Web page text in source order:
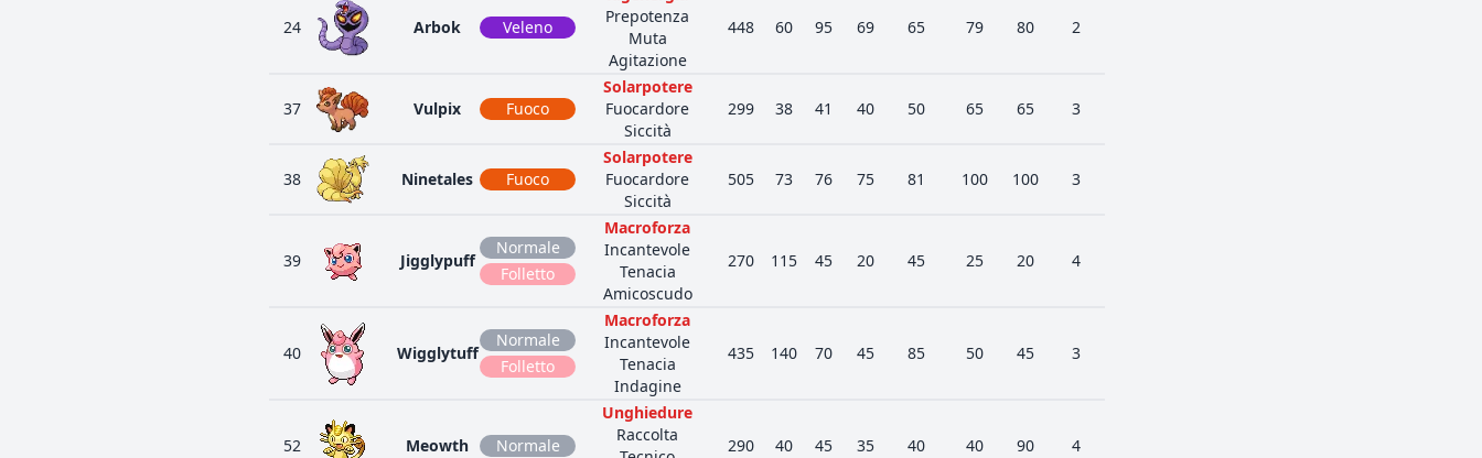
24 Arbok Veleno
Prepotenza
Muta
Agitazione
448 60 95 69 65 79 80 2
37 Vulpix Fuoco
Solarpotere
Fuocardore
Siccità
299 38 41 40 50 65 65 3
38 Ninetales Fuoco
Solarpotere
Fuocardore
Siccità
505 73 76 75 81 100 100 3
39 Jigglypuff
Normale
Folletto
Macroforza
Incantevole
Tenacia
Amicoscudo
270 115 45 20 45 25 20 4
40 Wigglytuff
Normale
Folletto
Macroforza
Incantevole
Tenacia
Indagine
435 140 70 45 85 50 45 3
52 Meowth Normale
Unghiedure
Raccolta
290 40 45 35 40 40 90 4